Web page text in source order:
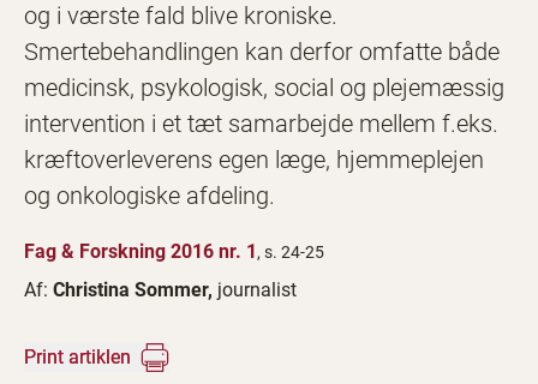
og i værste fald blive kroniske.
Smertebehandlingen kan derfor omfatte både
medicinsk, psykologisk, social og plejemæssig
intervention i et tæt samarbejde mellem f.eks.
kræftoverleverens egen læge, hjemmeplejen
og onkologiske afdeling.
Fag & Forskning 2016 nr. 1, s. 24-25
Af: Christina Sommer, journalist
Print artiklen